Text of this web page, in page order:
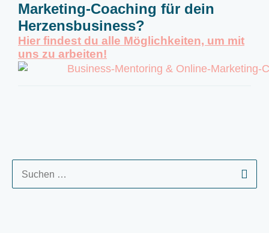
Marketing-Coaching für dein
Herzensbusiness?
Hier findest du alle Möglichkeiten, um mit
uns zu arbeiten!
u